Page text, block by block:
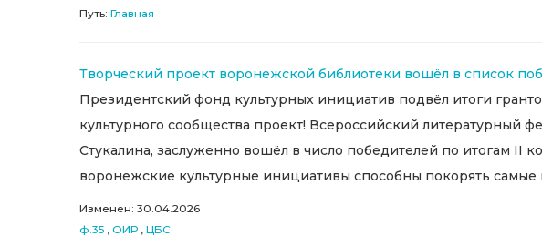
Путь: Главная
Творческий проект воронежской библиотеки вошёл в список
Президентский фонд культурных инициатив подвёл итоги
культурного сообщества проект! Всероссийский литературный
Стукалина, заслуженно вошёл в число победителей по итогам II
воронежские культурные инициативы способны покорять
Изменен: 30.04.2026
ф.35 , ОИР , ЦБС